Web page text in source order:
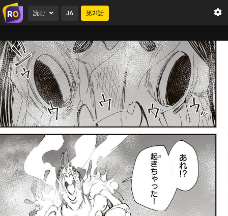
読む JA 第21話